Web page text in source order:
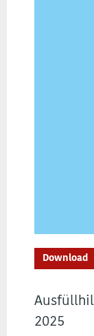
Download
2025